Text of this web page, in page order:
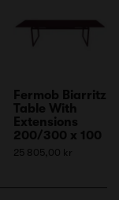
Fermob Biarritz
Table With
Extensions
200/300 x 100
25 805,00 kr